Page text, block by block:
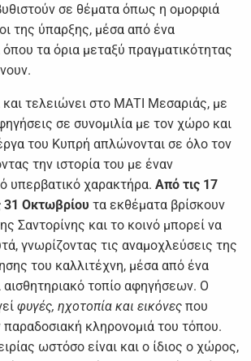
σε θέματα όπως η ομορφιά
της ύπαρξης, μέσα από ένα
όπου τα όρια μεταξύ πραγματικότητας
και τελειώνει στο ΜΑΤΙ Μεσαριάς, με
σε συνομιλία με τον χώρο και
του Κυπρή απλώνονται σε όλο τον
την ιστορία του με έναν
υπερβατικό χαρακτήρα. Από τις 17
31 Οκτωβρίου τα εκθέματα βρίσκουν
Σαντορίνης και το κοινό μπορεί να
γνωρίζοντας τις αναμοχλεύσεις της
του καλλιτέχνη, μέσα από ένα
τοπίο αφηγήσεων. Ο
φυγές, ηχοτοπία και εικόνες που
κληρονομιά του τόπου.
ωστόσο είναι και ο ίδιος ο χώρος,